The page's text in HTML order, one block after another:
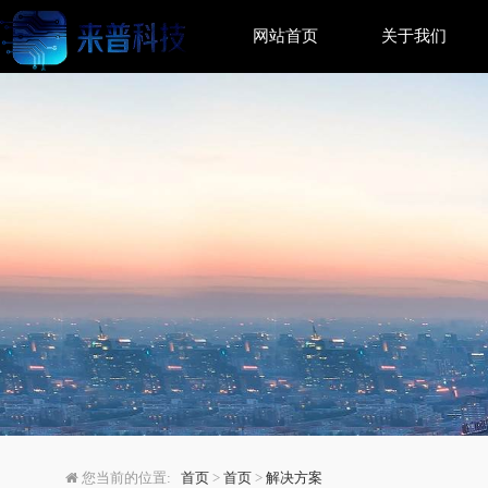
网站首页 关于我们
您当前的位置: 首页 > 首页 > 解决方案